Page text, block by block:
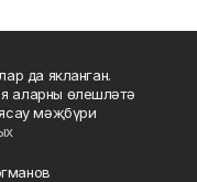
да якланган.
аларны өлешләтә
ясау мәҗбүри